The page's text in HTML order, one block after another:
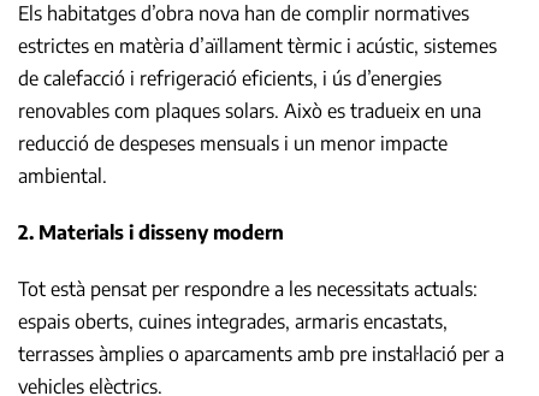
Els habitatges d’obra nova han de complir normatives
estrictes en matèria d’aïllament tèrmic i acústic, sistemes
de calefacció i refrigeració eficients, i ús d’energies
renovables com plaques solars. Això es tradueix en una
reducció de despeses mensuals i un menor impacte
ambiental.
2. Materials i disseny modern
Tot està pensat per respondre a les necessitats actuals:
espais oberts, cuines integrades, armaris encastats,
terrasses àmplies o aparcaments amb pre instal·lació per a
vehicles elèctrics.